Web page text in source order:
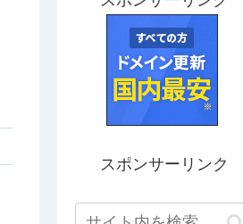
を解説
スポンサーリンク